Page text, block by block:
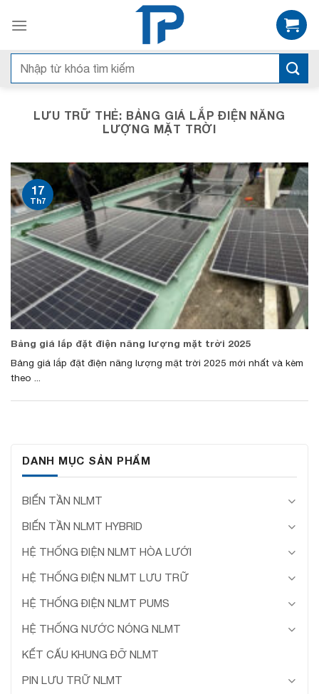
qua
dungSearch
LƯU TRỮ THẺ: BẢNG GIÁ LẮP ĐIỆN NĂNG
LƯỢNG MẶT TRỜI
Bảng giá lắp đặt điện năng lượng mặt trời 2025
Bảng giá lắp đặt điện năng lượng mặt trời 2025 mới nhất và kèm
theo ...
17
Th7
DANH MỤC SẢN PHẨM
BIẾN TẦN NLMT
BIẾN TẦN NLMT HYBRID
HỆ THỐNG ĐIỆN NLMT HÒA LƯỚI
HỆ THỐNG ĐIỆN NLMT LƯU TRỮ
HỆ THỐNG ĐIỆN NLMT PUMS
HỆ THỐNG NƯỚC NÓNG NLMT
KẾT CẤU KHUNG ĐỠ NLMT
PIN LƯU TRỮ NLMT